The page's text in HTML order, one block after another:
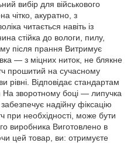
вибір для військового
чітко, акуратно, з
читається навіть із
стійка до вологи, пилу,
після прання Витримує
— з міцних ниток, не блякне
прошитий на сучасному
рівні. Відповідає стандартам
На зворотному боці — липучка
надійну фіксацію
при необхідності, може бути
виробника Виготовлено в
цей товар, ви: отримуєте